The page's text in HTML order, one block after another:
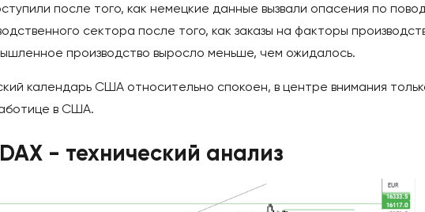
после того, как немецкие данные вызвали опасения по
сектора после того, как заказы на факторы
производство выросло меньше, чем ожидалось.
календарь США относительно спокоен, в центре внимания
в США.
- технический анализ